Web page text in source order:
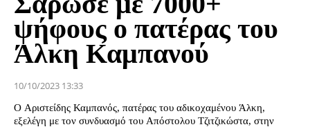
ψήφους ο πατέρας του
Άλκη Καμπανού
10/10/2023 13:33
Ο Αριστείδης Καμπανός, πατέρας του αδικοχαμένου Άλκη,
εξελέγη με τον συνδυασμό του Απόστολου Τζιτζικώστα, στην